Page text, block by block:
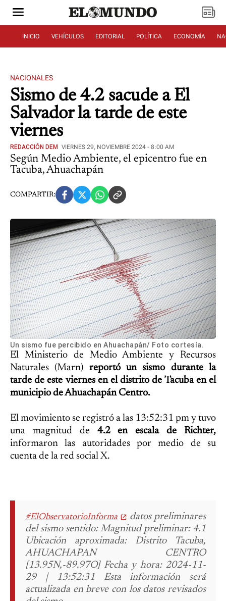
INICIO VEHÍCULOS EDITORIAL POLÍTICA ECONOMÍA
NACIONALES
Sismo de 4.2 sacude a El
Salvador la tarde de este
viernes
REDACCIÓN DEM VIERNES 29, NOVIEMBRE 2024 - 8:00 AM
Según Medio Ambiente, el epicentro fue en
Tacuba, Ahuachapán
COMPARTIR:
Un sismo fue percibido en Ahuachapán/ Foto cortesía.
El Ministerio de Medio Ambiente y Recursos
Naturales (Marn) reportó un sismo durante la
tarde de este viernes en el distrito de Tacuba en el
municipio de Ahuachapán Centro.
El movimiento se registró a las 13:52:31 pm y tuvo
una magnitud de 4.2 en escala de Richter,
informaron las autoridades por medio de su
cuenta de la red social X.
#ElObservatorioInforma
datos preliminares
del sismo sentido:Magnitud preliminar: 4.1
Ubicación aproximada: Distrito Tacuba,
AHUACHAPAN CENTRO
[13.95N,-89.97O]Fecha y hora: 2024-11-
29 | 13:52:31 Esta información será
actualizada en breve con los datos revisados